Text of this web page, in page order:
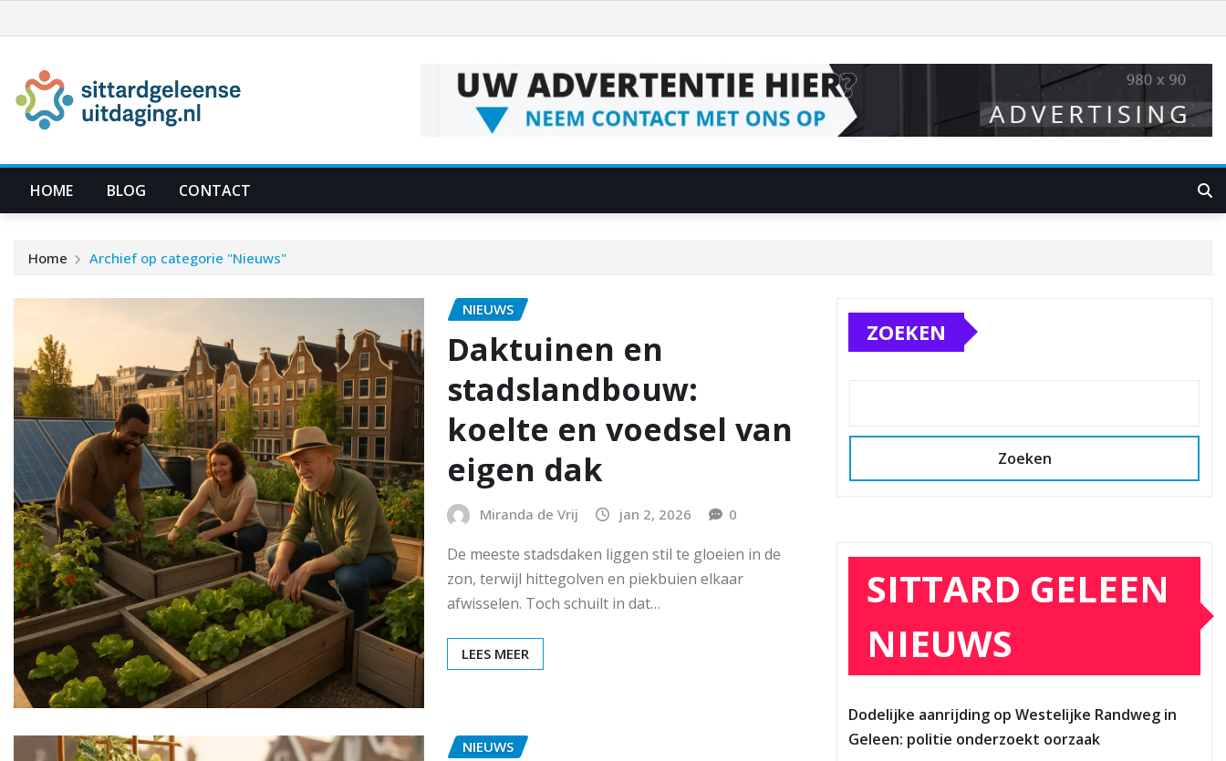
naar
inhoud
HOME BLOG CONTACT
Home Archief op categorie "Nieuws"
NIEUWS
Daktuinen en
stadslandbouw:
koelte en voedsel van
eigen dak
Miranda de Vrij jan 2, 2026 0
De meeste stadsdaken liggen stil te gloeien in de
zon, terwijl hittegolven en piekbuien elkaar
afwisselen. Toch schuilt in dat…
LEES MEER
NIEUWS
ZOEKEN
Zoeken
SITTARD GELEEN
NIEUWS
Dodelijke aanrijding op Westelijke Randweg in
Geleen: politie onderzoekt oorzaak